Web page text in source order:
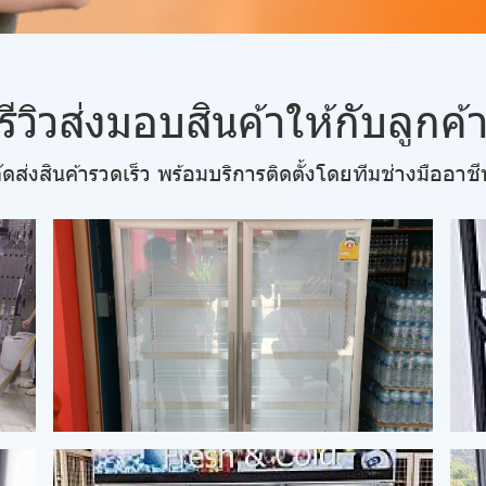
วิวส่งมอบสินค้าให้กับลูกค้
ส่งสินค้ารวดเร็ว พร้อมบริการติดตั้งโดยทีมช่างมืออา